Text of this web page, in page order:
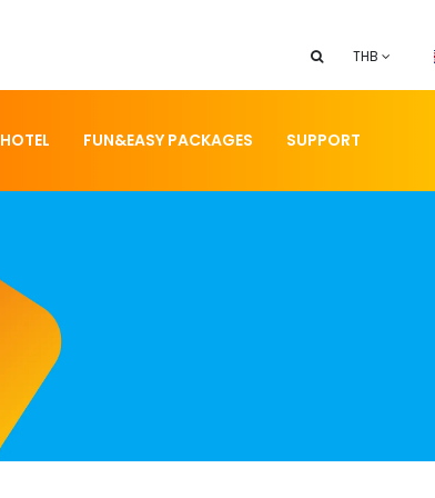
THB
HOTEL FUN&EASY PACKAGES SUPPORT